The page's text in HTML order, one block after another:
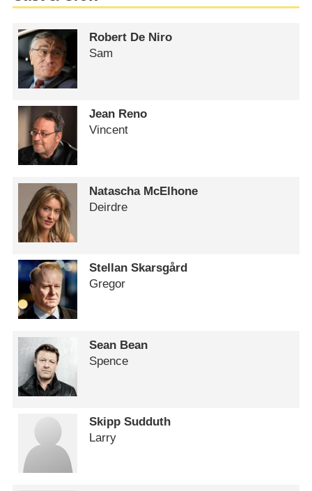
Robert De Niro
Sam
Jean Reno
Vincent
Natascha McElhone
Deirdre
Stellan Skarsgård
Gregor
Sean Bean
Spence
Skipp Sudduth
Larry